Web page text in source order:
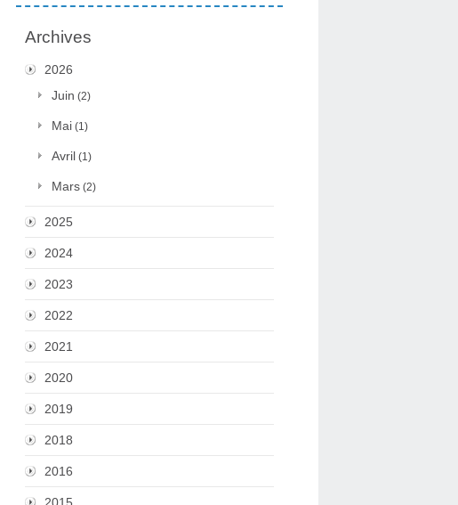
Archives
2026
Juin (2)
Mai (1)
Avril (1)
Mars (2)
2025
2024
2023
2022
2021
2020
2019
2018
2016